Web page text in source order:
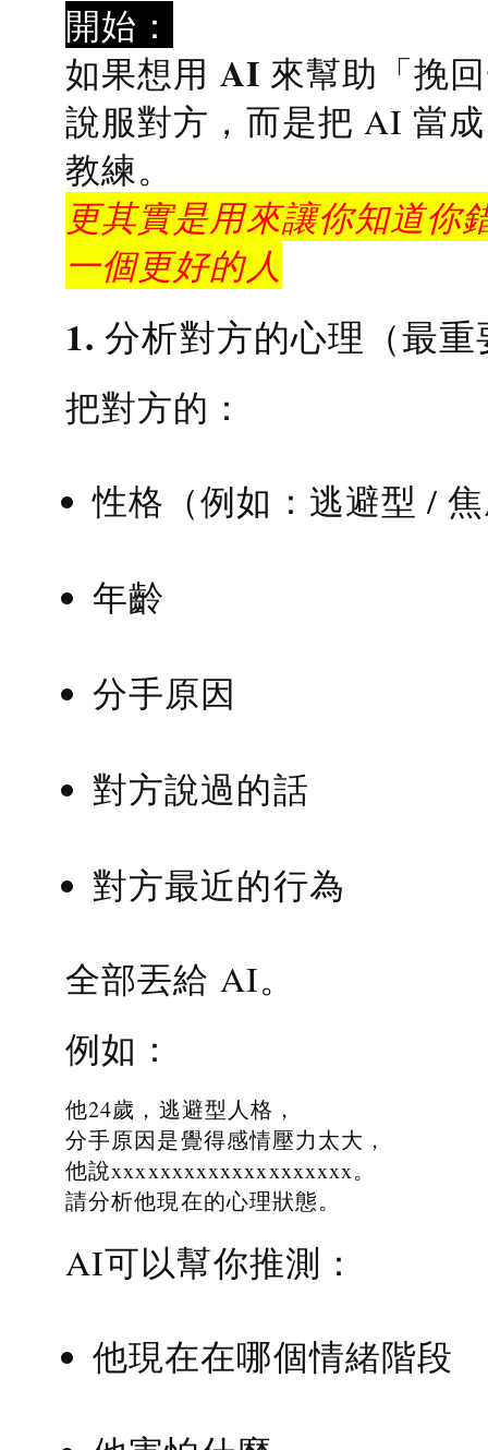
開始：
如果想用 AI 來幫助「挽
說服對方，而是把 AI 當
教練。
更其實是用來讓你知道你
一個更好的人
1. 分析對方的心理（最
把對方的：
性格（例如：逃避型 /
年齡
分手原因
對方說過的話
對方最近的行為
全部丟給 AI。
例如：
他24歲，逃避型人格，
分手原因是覺得感情壓力太大，
他說xxxxxxxxxxxxxxxxxxxx。
請分析他現在的心理狀態。
AI可以幫你推測：
他現在在哪個情緒階段